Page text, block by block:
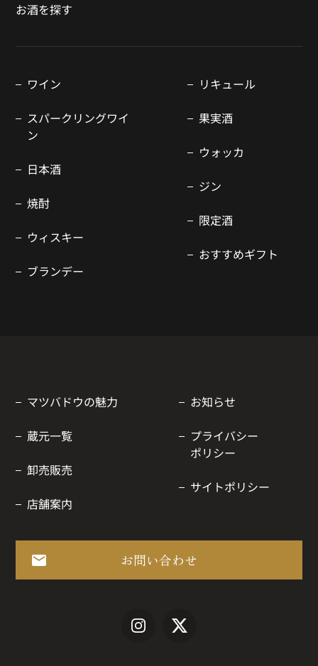
お酒を探す
ワイン
スパークリングワイ
ン
日本酒
焼酎
ウィスキー
ブランデー
リキュール
果実酒
ウォッカ
ジン
限定酒
おすすめギフト
マツバドウの魅力
蔵元一覧
卸売販売
店舗案内
お知らせ
プライバシー
ポリシー
サイトポリシー
お問い合わせ